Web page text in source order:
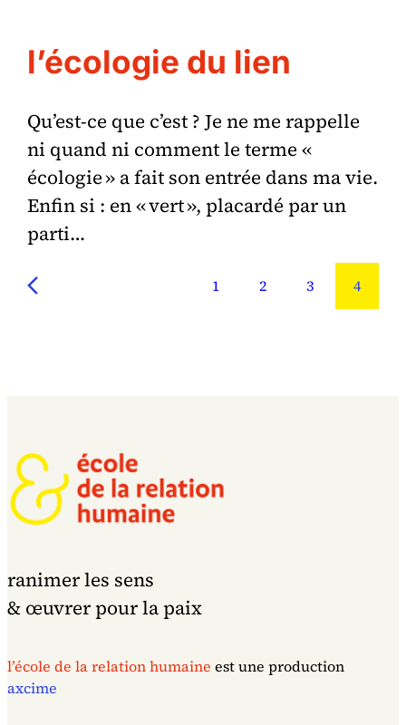
l’écologie du lien
Qu’est-ce que c’est ? Je ne me rappelle
ni quand ni comment le terme «
écologie » a fait son entrée dans ma vie.
Enfin si : en « vert », placardé par un
parti…
1 2 3 4
ranimer les sens
& œuvrer pour la paix
l’école de la relation humaine est une production
axcime